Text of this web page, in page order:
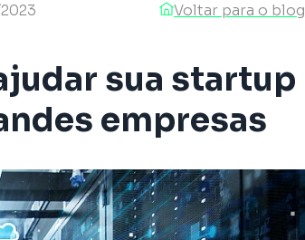
Voltar para o blog
sua startup
empresas